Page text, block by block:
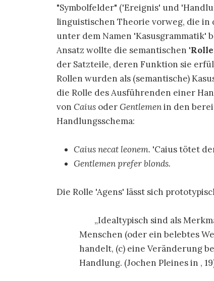
"Symbolfelder" ('Ereignis' und
linguistischen Theorie vorweg, die in
unter dem Namen 'Kasusgrammatik'
Ansatz wollte die semantischen
der Satzteile, deren Funktion sie
Rollen wurden als (semantische)
die Rolle des Ausführenden einer
von Caius oderGentlemenin den
Handlungsschema:
Caius necat leonem. 'Caius tötet
Gentlemen prefer blonds.
Die Rolle 'Agens' lässt sich
Idealtypisch sind als
Menschen (oder ein belebtes
handelt, (c) eine Veränderung
Handlung. (Jochen Pleines in ,